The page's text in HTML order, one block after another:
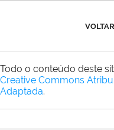
Todo o conteúdo deste
Creative Commons
Adaptada.